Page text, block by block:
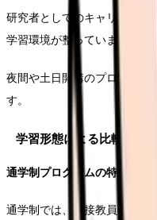
研究者としてのキャリアも視
学習環境が整っています。
夜間や土日開講のプログラム
す。
学習形態による比較
通学制プログラムの特徴
通学制では、直接教員から指